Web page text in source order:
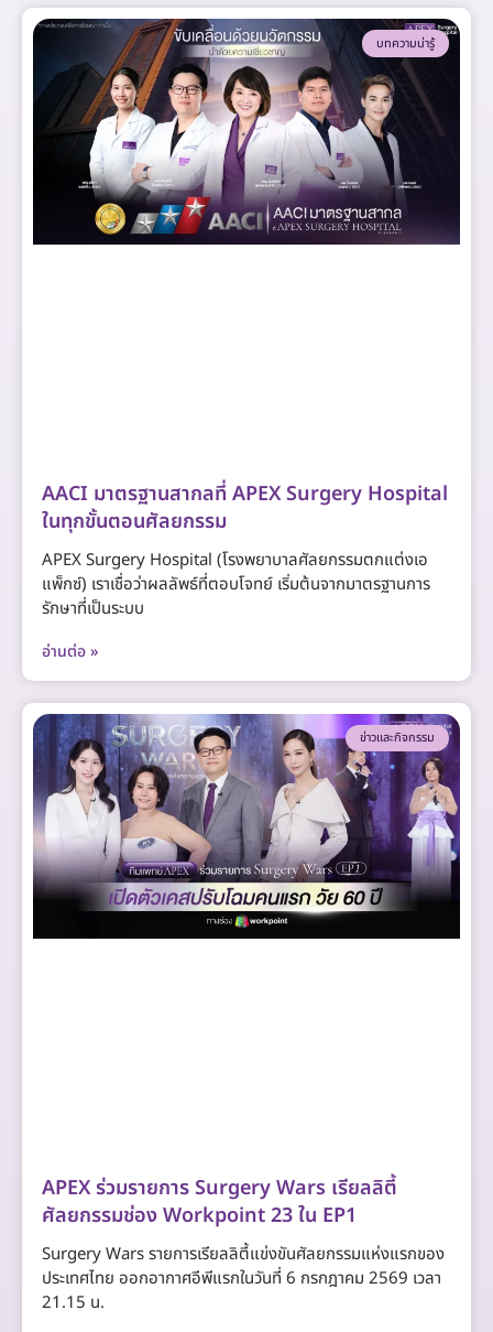
บทความน่ารู้
AACI มาตรฐานสากลที่ APEX Surgery Hospital
ในทุกขั้นตอนศัลยกรรม
APEX Surgery Hospital (โรงพยาบาลศัลยกรรมตกแต่งเอ
แพ็กซ์) เราเชื่อว่าผลลัพธ์ที่ตอบโจทย์ เริ่มต้นจากมาตรฐานการ
รักษาที่เป็นระบบ
อ่านต่อ »
ข่าวและกิจกรรม
APEX ร่วมรายการ Surgery Wars เรียลลิตี้
ศัลยกรรมช่อง Workpoint 23 ใน EP1
Surgery Wars รายการเรียลลิตี้แข่งขันศัลยกรรมแห่งแรกของ
ประเทศไทย ออกอากาศอีพีแรกในวันที่ 6 กรกฎาคม 2569 เวลา
21.15 น.